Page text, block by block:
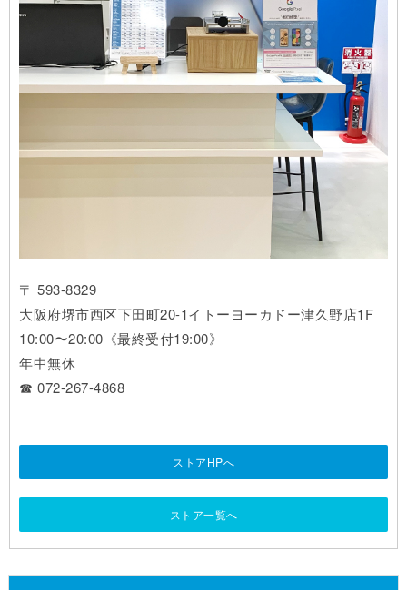
〒 593-8329
大阪府堺市西区下田町20-1イトーヨーカドー津久野店1F
10:00〜20:00《最終受付19:00》
年中無休
☎ 072-267-4868
ストアHPへ
ストア一覧へ